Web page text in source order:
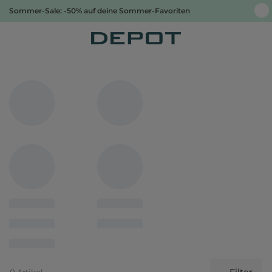
Sommer-Sale: -50% auf deine Sommer-Favoriten